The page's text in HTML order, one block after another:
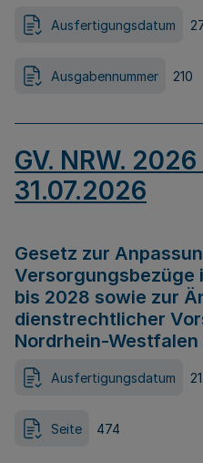
Ausfertigungsdatum
Ausgabennummer 210
GV. NRW.
31.07.2026
Gesetz zur
Versorgungsbezüge
bis 2028 sowie zur
dienstrechtlicher
Nordrhein-Westfalen
Ausfertigungsdatum
Seite 474